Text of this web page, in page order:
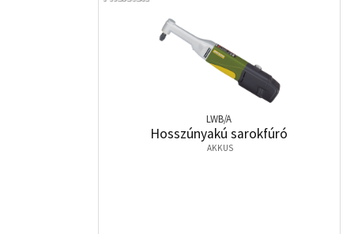
LWB/A
Hosszúnyakú sarokfúró
AKKUS